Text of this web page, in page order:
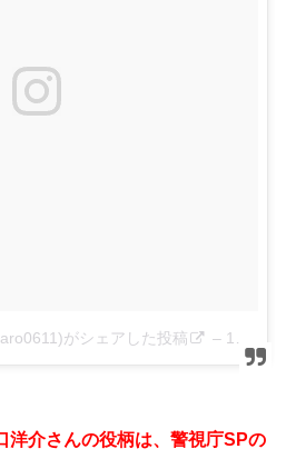
がシェアした投稿 – 12月 26, 2017 at 5:31午前 PST
洋介さんの役柄は、警視庁SPの